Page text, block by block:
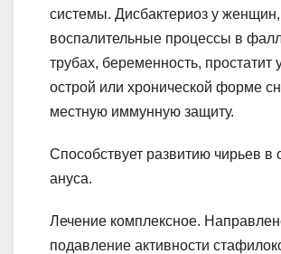
системы. Дисбактериоз у женщин,
воспалительные процессы в
трубах, беременность, простатит
острой или хронической форме
местную иммунную защиту.
Способствует развитию чирьев в
ануса.
Лечение комплексное.
подавление активности